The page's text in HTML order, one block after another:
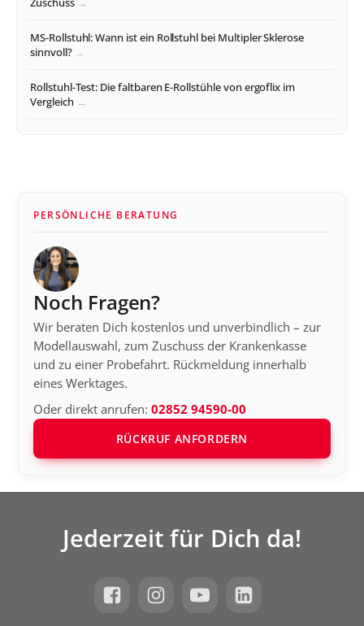
MS-Rollstuhl: Wann ist ein Rollstuhl bei Multipler Sklerose
sinnvoll?
Rollstuhl-Test: Die faltbaren E-Rollstühle von ergoflix im
Vergleich
PERSÖNLICHE BERATUNG
Noch Fragen?
Wir beraten Dich kostenlos und unverbindlich – zur
Modellauswahl, zum Zuschuss der Krankenkasse
und zu einer Probefahrt. Rückmeldung innerhalb
eines Werktages.
Oder direkt anrufen:02852 94590-00
RÜCKRUF ANFORDERN
Jederzeit für Dich da!